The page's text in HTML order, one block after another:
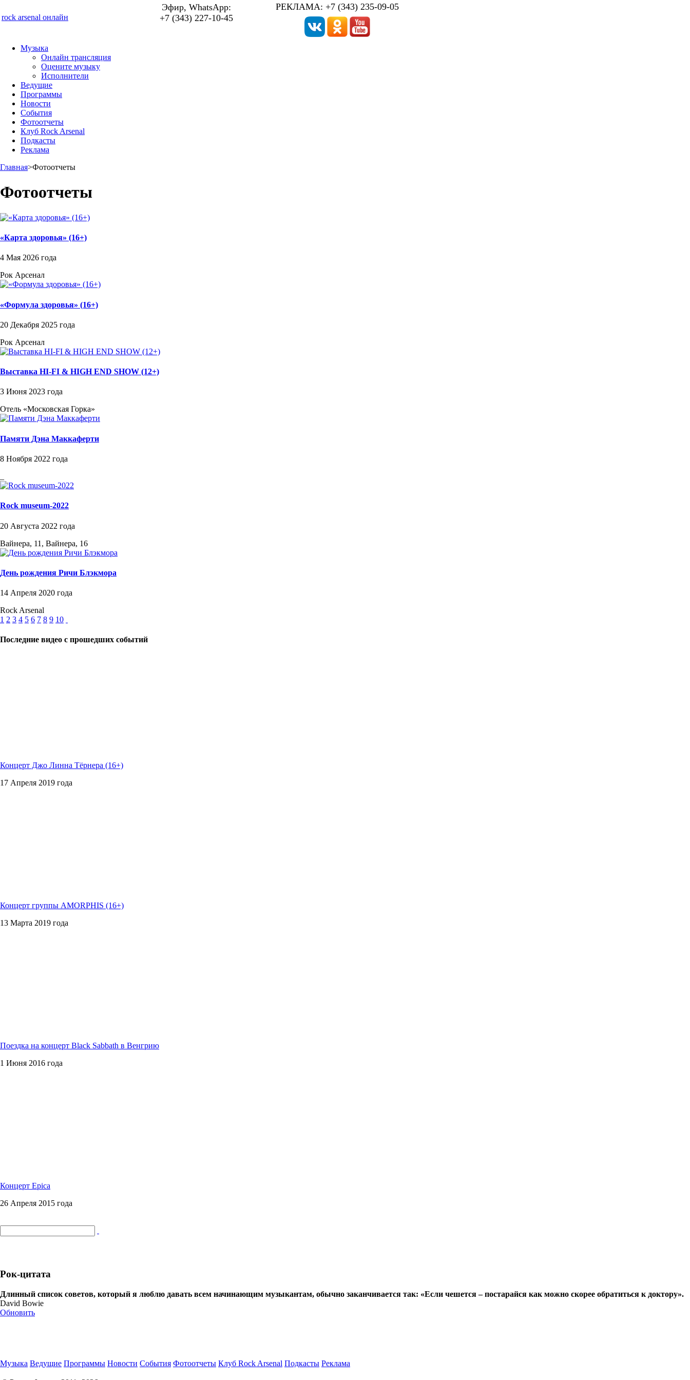
rock arsenal онлайн
Эфир, WhatsApp:
+7 (343) 227-10-45
РЕКЛАМА: +7 (343) 235-09-05
Музыка
Онлайн трансляция
Оцените музыку
Исполнители
Ведущие
Программы
Новости
События
Фотоотчеты
Клуб Rock Arsenal
Подкасты
Реклама
Главная>Фотоотчеты
Фотоотчеты
«Карта здоровья» (16+)
4 Мая 2026 года
Рок Арсенал
«Формула здоровья» (16+)
20 Декабря 2025 года
Рок Арсенал
Выставка HI-FI & HIGH END SHOW (12+)
3 Июня 2023 года
Отель «Московская Горка»
Памяти Дэна Маккаферти
8 Ноября 2022 года
Rock museum-2022
20 Августа 2022 года
Вайнера, 11, Вайнера, 16
День рождения Ричи Блэкмора
14 Апреля 2020 года
Rock Arsenal
1 2 3 4 5 6 7 8 9 10
Последние видео с прошедших событий
Концерт Джо Линна Тёрнера (16+)
17 Апреля 2019 года
Концерт группы AMORPHIS (16+)
13 Марта 2019 года
Поездка на концерт Black Sabbath в Венгрию
1 Июня 2016 года
Концерт Epica
26 Апреля 2015 года
Рок-цитата
Длинный список советов, который я люблю давать всем начинающим музыкантам, обычно заканчивается так: «Если чешется – постарайся как можно скорее обратиться к доктору».
David Bowie
Обновить
Музыка Ведущие Программы Новости События Фотоотчеты Клуб Rock Arsenal Подкасты Реклама